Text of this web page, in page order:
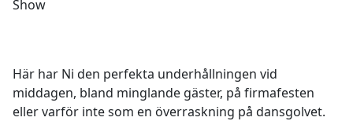
Show
Här har Ni den perfekta underhållningen vid
middagen, bland minglande gäster, på firmafesten
eller varför inte som en överraskning på dansgolvet.